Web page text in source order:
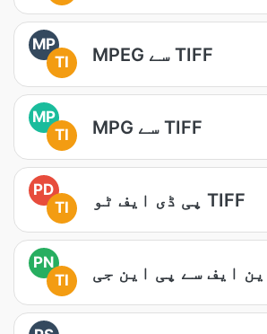
MP
TI
MPEG سے TIFF
MP
TI
MPG سے TIFF
PD
TI
پی ڈی ایف ٹو TIFF
PN
TI
ایف سے پی این جی